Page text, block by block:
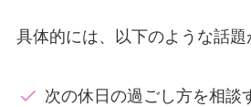
具体的には、以下のような話題
次の休日の過ごし方を相談